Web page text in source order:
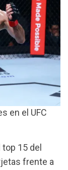
en el UFC
15 del
frente a